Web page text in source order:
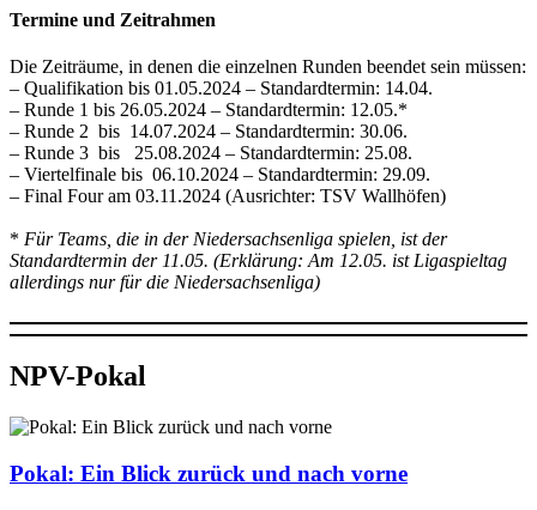
Termine und Zeitrahmen
Die Zeiträume, in denen die einzelnen Runden beendet sein müssen:
– Qualifikation bis 01.05.2024 – Standardtermin: 14.04.
– Runde 1 bis 26.05.2024 – Standardtermin: 12.05.*
– Runde 2 bis 14.07.2024 – Standardtermin: 30.06.
– Runde 3 bis 25.08.2024 – Standardtermin: 25.08.
– Viertelfinale bis 06.10.2024 – Standardtermin: 29.09.
– Final Four am 03.11.2024 (Ausrichter: TSV Wallhöfen)
* Für Teams, die in der Niedersachsenliga spielen, ist der
Standardtermin der 11.05. (Erklärung: Am 12.05. ist Ligaspieltag
allerdings nur für die Niedersachsenliga)
NPV-Pokal
Pokal: Ein Blick zurück und nach vorne